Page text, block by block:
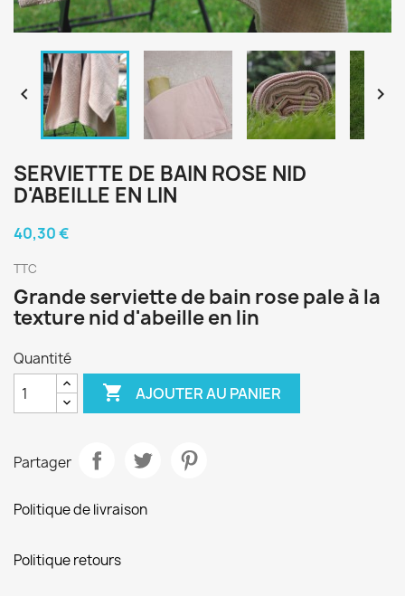
 
SERVIETTE DE BAIN ROSE NID
D'ABEILLE EN LIN
40,30 €
TTC
Grande serviette de bain rose pale à la
texture nid d'abeille en lin
Quantité
 AJOUTER AU PANIER
Partager
Politique de livraison
Politique retours